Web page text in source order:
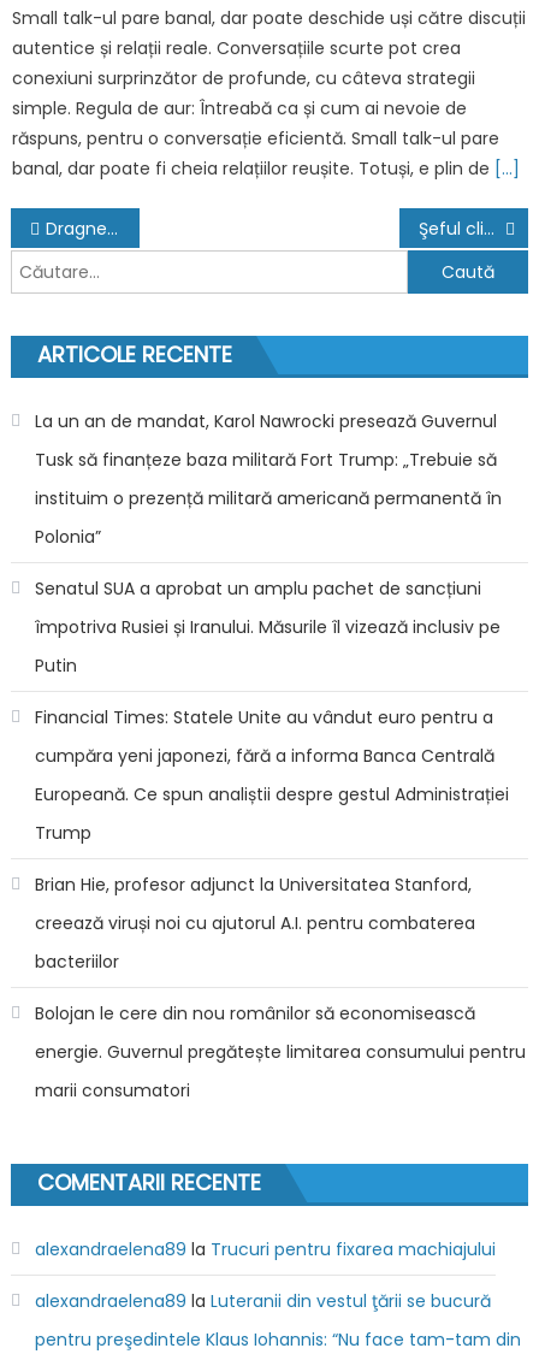
Small talk-ul pare banal, dar poate deschide uși către discuții
autentice și relații reale. Conversațiile scurte pot crea
conexiuni surprinzător de profunde, cu câteva strategii
simple. Regula de aur: Întreabă ca și cum ai nevoie de
răspuns, pentru o conversație eficientă. Small talk-ul pare
banal, dar poate fi cheia relațiilor reușite. Totuși, e plin de […]
Navigare
în
articole
Dragnea: Nu o să mă mai intereseze şefia PSD dacă mai continuă lucrurile aşa
Şeful clinicii Sabyc, condamnat definitiv la 3 ani de închisoare. Victor Zota, fost şef al ANT, a primit 3 luni cu suspendare
Caută
după:
ARTICOLE RECENTE
La un an de mandat, Karol Nawrocki presează Guvernul
Tusk să finanțeze baza militară Fort Trump: „Trebuie să
instituim o prezență militară americană permanentă în
Polonia”
Senatul SUA a aprobat un amplu pachet de sancțiuni
împotriva Rusiei și Iranului. Măsurile îl vizează inclusiv pe
Putin
Financial Times: Statele Unite au vândut euro pentru a
cumpăra yeni japonezi, fără a informa Banca Centrală
Europeană. Ce spun analiștii despre gestul Administrației
Trump
Brian Hie, profesor adjunct la Universitatea Stanford,
creează viruși noi cu ajutorul A.I. pentru combaterea
bacteriilor
Bolojan le cere din nou românilor să economisească
energie. Guvernul pregătește limitarea consumului pentru
marii consumatori
COMENTARII RECENTE
alexandraelena89 la Trucuri pentru fixarea machiajului
alexandraelena89 la Luteranii din vestul ţării se bucură
pentru preşedintele Klaus Iohannis: “Nu face tam-tam din